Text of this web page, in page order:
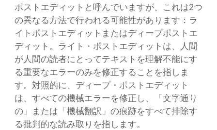
ポストエディットと呼んでいますが、これは2つ
の異なる方法で行われる可能性があります：ラ
イトポストエディットまたはディープポストエ
ディット。ライト・ポストエディットは、人間
が人間の読者にとってテキストを理解不能にす
る重要なエラーのみを修正することを指しま
す。対照的に、ディープ・ポストエディット
は、すべての機械エラーを修正し、「文字通り
の」または「機械翻訳」の痕跡をすべて排除す
る批判的な読み取りを指します。